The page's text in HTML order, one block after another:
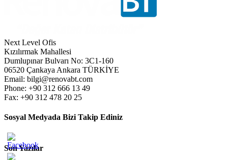
Next Level Ofis
Kızılırmak Mahallesi
Dumlupınar Bulvarı No: 3C1-160
06520 Çankaya Ankara TÜRKİYE
Email: bilgi@renovabt.com
Phone: +90 312 666 13 49
Fax: +90 312 478 20 25
Sosyal Medyada Bizi Takip Ediniz
Son Yazılar